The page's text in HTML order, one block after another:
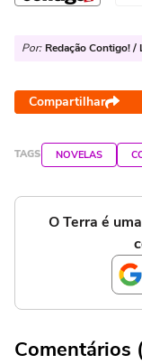
Por: Redação Contigo!
Compartilhar
TAGS NOVELAS
O Terra é
Comentários